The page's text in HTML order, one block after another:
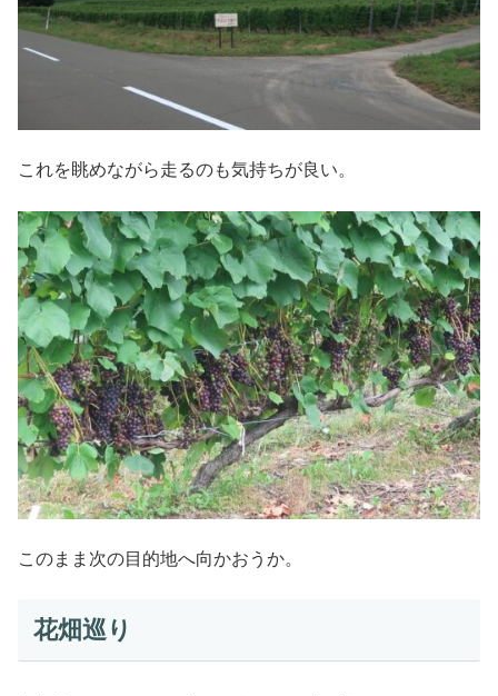
これを眺めながら走るのも気持ちが良い。
このまま次の目的地へ向かおうか。
花畑巡り